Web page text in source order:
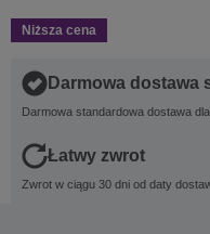
Niższa cena
Darmowa dostawa
Darmowa standardowa dostawa
Łatwy zwrot
Zwrot w ciągu 30 dni od daty